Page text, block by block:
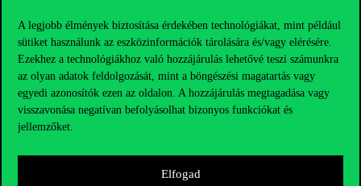
A legjobb élmények biztosítása érdekében technológiákat, mint például
sütiket használunk az eszközinformációk tárolására és/vagy elérésére.
Ezekhez a technológiákhoz való hozzájárulás lehetővé teszi számunkra
az olyan adatok feldolgozását, mint a böngészési magatartás vagy
egyedi azonosítók ezen az oldalon. A hozzájárulás megtagadása vagy
visszavonása negatívan befolyásolhat bizonyos funkciókat és
jellemzőket.
Elfogad
HUB jelenlegi hallgatóinknak
Sajtó:press@uni-corvinus.hu